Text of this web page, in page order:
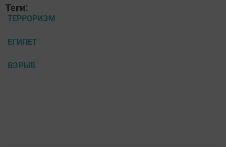
Теги:
ТЕРРОРИЗМ
ЕГИПЕТ
ВЗРЫВ